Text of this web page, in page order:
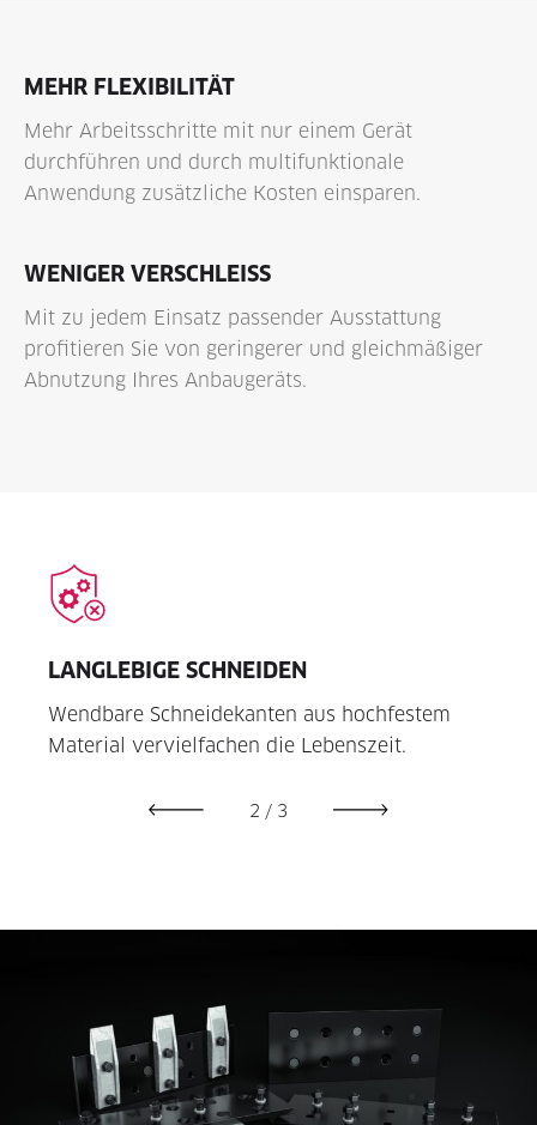
MEHR FLEXIBILITÄT
Mehr Arbeitsschritte mit nur einem Gerät
durchführen und durch multifunktionale
Anwendung zusätzliche Kosten einsparen.
WENIGER VERSCHLEISS
Mit zu jedem Einsatz passender Ausstattung
profitieren Sie von geringerer und gleichmäßiger
Abnutzung Ihres Anbaugeräts.
Wendbare Schneidekanten aus hoch­festem
Material vervielfachen die Lebenszeit.
LANGLEBIGE SCHNEIDEN
2 / 3